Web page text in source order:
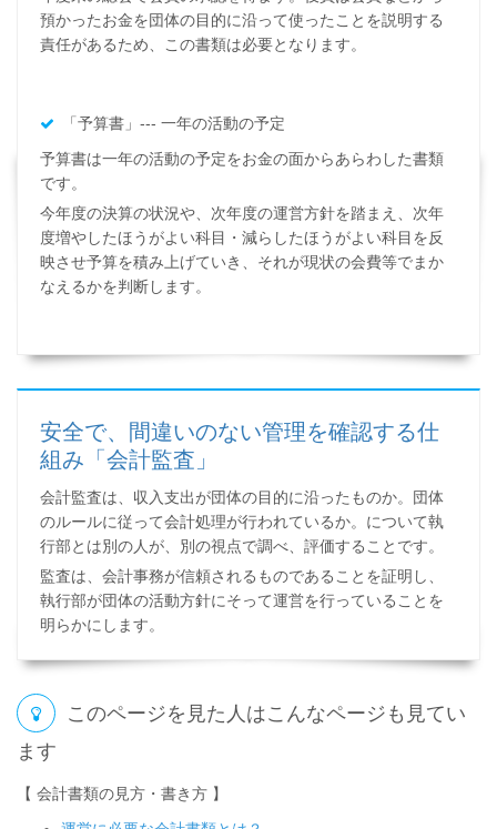
預かったお金を団体の目的に沿って使ったことを説明する
責任があるため、この書類は必要となります。
「予算書」--- 一年の活動の予定
予算書は一年の活動の予定をお金の面からあらわした書類
です。
今年度の決算の状況や、次年度の運営方針を踏まえ、次年
度増やしたほうがよい科目・減らしたほうがよい科目を反
映させ予算を積み上げていき、それが現状の会費等でまか
なえるかを判断します。
安全で、間違いのない管理を確認する仕
組み「会計監査」
会計監査は、収入支出が団体の目的に沿ったものか。団体
のルールに従って会計処理が行われているか。について執
行部とは別の人が、別の視点で調べ、評価することです。
監査は、会計事務が信頼されるものであることを証明し、
執行部が団体の活動方針にそって運営を行っていることを
明らかにします。
このページを見た人はこんなページも見てい
ます
【 会計書類の見方・書き方 】